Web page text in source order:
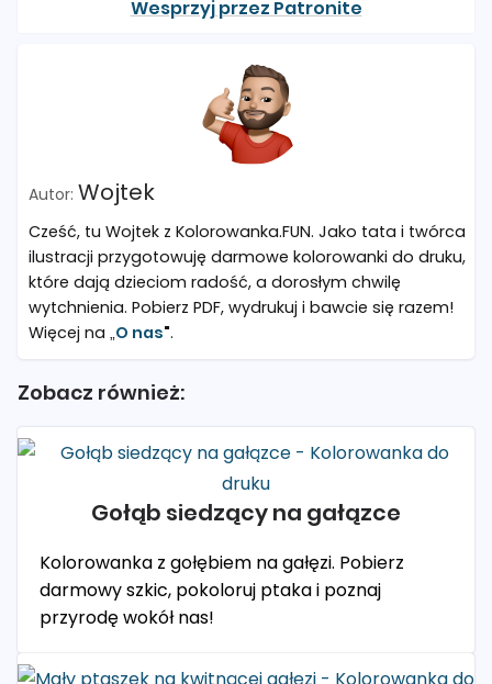
Wesprzyj przez Patronite
Wojtek
Cześć, tu Wojtek z Kolorowanka.FUN. Jako tata i twórca
ilustracji przygotowuję darmowe kolorowanki do druku,
które dają dzieciom radość, a dorosłym chwilę
wytchnienia. Pobierz PDF, wydrukuj i bawcie się razem!
Więcej na „O nas".
Zobacz również:
Gołąb siedzący na gałązce
Kolorowanka z gołębiem na gałęzi. Pobierz
darmowy szkic, pokoloruj ptaka i poznaj
przyrodę wokół nas!